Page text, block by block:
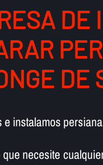
DE
DE
e instalamos
necesite